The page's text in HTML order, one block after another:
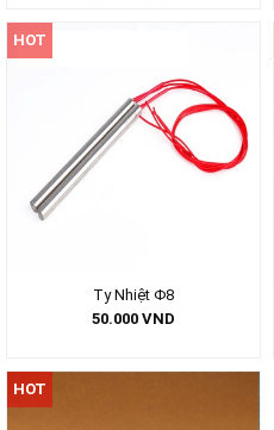
HOT
Ty Nhiệt Φ8
50.000 VND
HOT